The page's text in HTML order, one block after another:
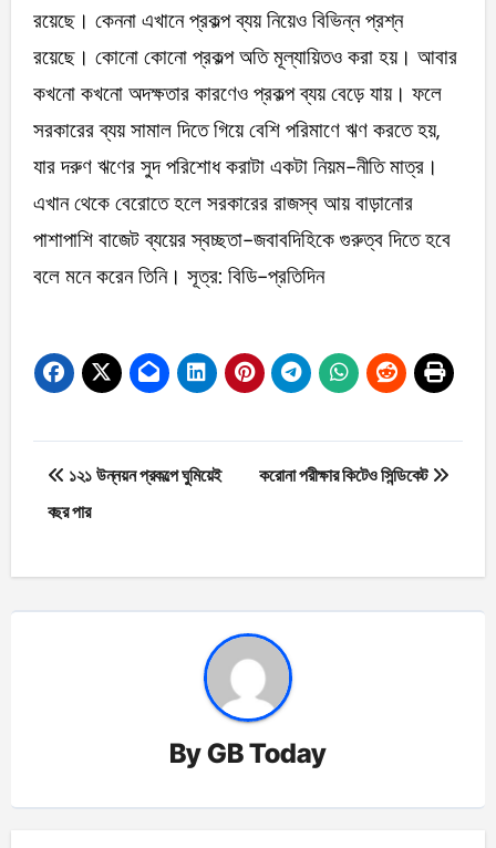
রয়েছে। কেননা এখানে প্রকল্প ব্যয় নিয়েও বিভিন্ন প্রশ্ন
রয়েছে। কোনো কোনো প্রকল্প অতি মূল্যায়িতও করা হয়। আবার
কখনো কখনো অদক্ষতার কারণেও প্রকল্প ব্যয় বেড়ে যায়। ফলে
সরকারের ব্যয় সামাল দিতে গিয়ে বেশি পরিমাণে ঋণ করতে হয়,
যার দরুণ ঋণের সুদ পরিশোধ করাটা একটা নিয়ম-নীতি মাত্র।
এখান থেকে বেরোতে হলে সরকারের রাজস্ব আয় বাড়ানোর
পাশাপাশি বাজেট ব্যয়ের স্বচ্ছতা-জবাবদিহিকে গুরুত্ব দিতে হবে
বলে মনে করেন তিনি। সূত্র: বিডি-প্রতিদিন
Post
navigation
১২১ উন্নয়ন প্রকল্পে ঘুমিয়েই
বছর পার
করোনা পরীক্ষার কিটেও সিন্ডিকেট
ByGB Today